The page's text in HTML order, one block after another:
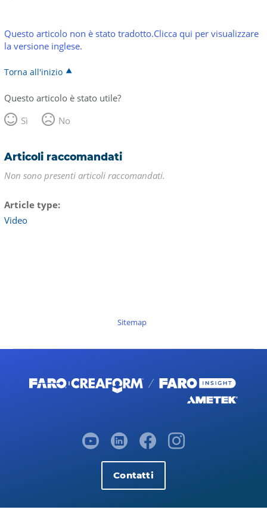
Questo articolo non è stato tradotto.Clicca qui per visualizzare
la versione inglese.
Torna all'inizio
Questo articolo è stato utile?
Sì
No
Articoli raccomandati
Non sono presenti articoli raccomandati.
Article type
Video
Sitemap
Contatti